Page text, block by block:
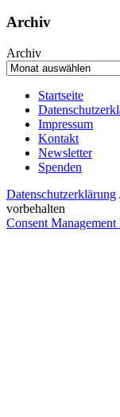
Archiv
Archiv
Startseite
Impressum
Kontakt
Newsletter
Spenden
Datenschutzerklärung
vorbehalten
Consent